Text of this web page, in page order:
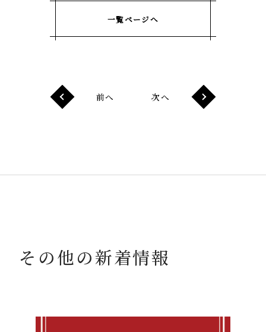
前へ
一覧ページへ
次へ
その他の新着情報